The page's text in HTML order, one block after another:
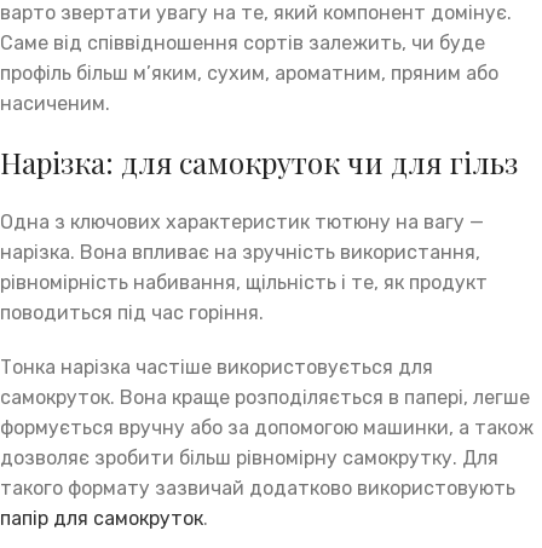
варто звертати увагу на те, який компонент домінує.
Саме від співвідношення сортів залежить, чи буде
профіль більш м’яким, сухим, ароматним, пряним або
насиченим.
Нарізка: для самокруток чи для гільз
Одна з ключових характеристик тютюну на вагу —
нарізка. Вона впливає на зручність використання,
рівномірність набивання, щільність і те, як продукт
поводиться під час горіння.
Тонка нарізка частіше використовується для
самокруток. Вона краще розподіляється в папері, легше
формується вручну або за допомогою машинки, а також
дозволяє зробити більш рівномірну самокрутку. Для
такого формату зазвичай додатково використовують
папір для самокруток.